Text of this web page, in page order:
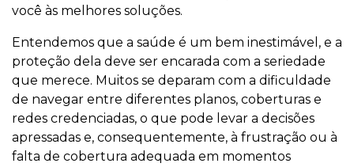
você às melhores soluções.
Entendemos que a saúde é um bem inestimável, e a
proteção dela deve ser encarada com a seriedade
que merece. Muitos se deparam com a dificuldade
de navegar entre diferentes planos, coberturas e
redes credenciadas, o que pode levar a decisões
apressadas e, consequentemente, à frustração ou à
falta de cobertura adequada em momentos